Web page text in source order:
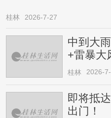
桂林 2026-7-27
中到大
+雷暴大
请注意
桂林 2026-
即将抵
出门！